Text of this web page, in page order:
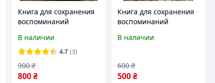
Книга для сохранения
воспоминаний
расскажи мне о себе»
Подарок для бабушки
В наличии
4.7 (3)
800 ₴
900 ₴
Книга для сохранения
воспоминаний
расскажи мне о себе»
(мягкая обложка)
В наличии
500₴
600 ₴